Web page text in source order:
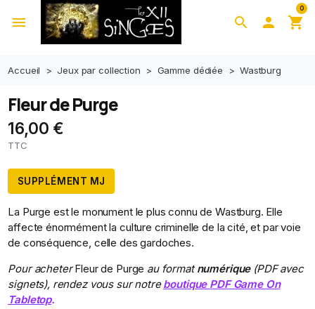
search
menu  shopping_cart
0
Accueil Jeux par collection Gamme dédiée Wastburg
Fleur de Purge
16,00 €
TTC
SUPPLÉMENT MJ
La Purge est le monument le plus connu de Wastburg. Elle
affecte énormément la culture criminelle de la cité, et par voie
de conséquence, celle des gardoches.
Pour acheterFleur de Purge au formatnumérique(PDF avec
signets), rendez vous sur notreboutique PDF Game On
Tabletop.